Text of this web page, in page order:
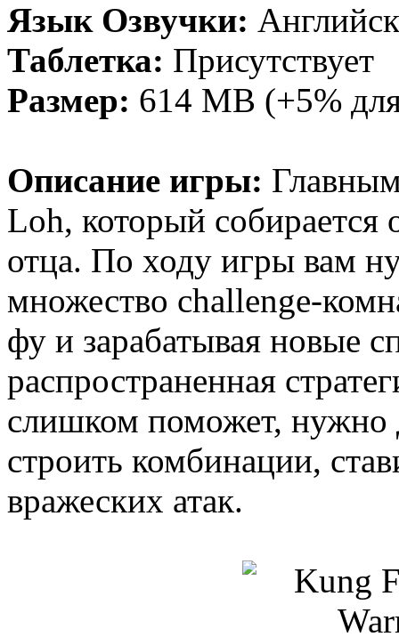
Язык Озвучки:
Таблетка: Присутствует
Размер: 614 MB (+5%
Описание игры:
Loh, который собирается
отца. По ходу игры вам
множество challenge-
фу и зарабатывая новые
распространенная
слишком поможет, нужно
строить комбинации,
вражеских атак.